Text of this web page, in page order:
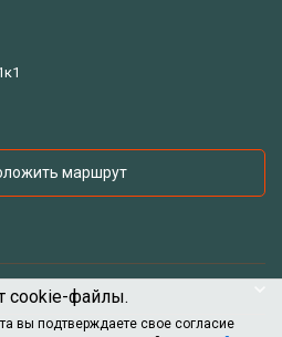
cookie-файлы.
вы подтверждаете свое согласие
маршрут